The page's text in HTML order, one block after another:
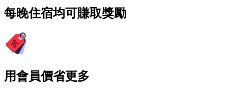
每晚住宿均可賺取獎勵
用會員價省更多